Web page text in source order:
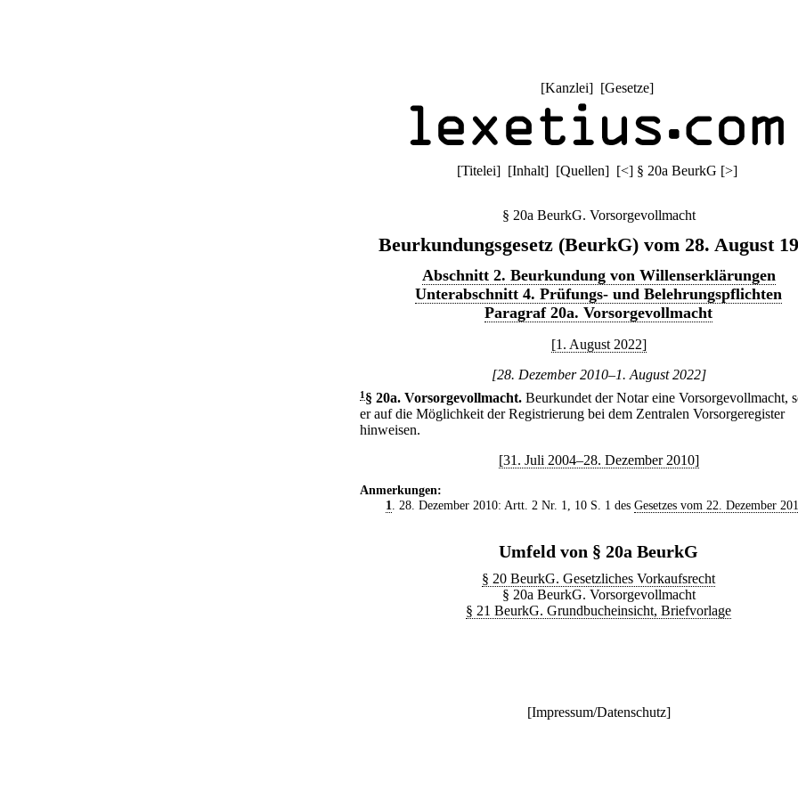
[Kanzlei] [Gesetze]
[Titelei] [Inhalt] [Quellen] [<] § 20a BeurkG [>]
§ 20a BeurkG. Vorsorgevollmacht
Beurkundungsgesetz (BeurkG) vom 28. August
Abschnitt 2. Beurkundung von Willenserklärungen
Unterabschnitt 4. Prüfungs- und Belehrungspflichten
Paragraf 20a. Vorsorgevollmacht
[1. August 2022]
[28. Dezember 2010–1. August 2022]
1 § 20a. Vorsorgevollmacht. Beurkundet der Notar eine Vorsorgevollmacht,
er auf die Möglichkeit der Registrierung bei dem Zentralen Vorsorgeregister
hinweisen.
[31. Juli 2004–28. Dezember 2010]
Anmerkungen:
1
. 28. Dezember 2010: Artt. 2 Nr. 1, 10 S. 1 des Gesetzes vom 22. Dezember
Umfeld von § 20a BeurkG
§ 20 BeurkG. Gesetzliches Vorkaufsrecht
§ 20a BeurkG. Vorsorgevollmacht
§ 21 BeurkG. Grundbucheinsicht, Briefvorlage
[Impressum/Datenschutz]